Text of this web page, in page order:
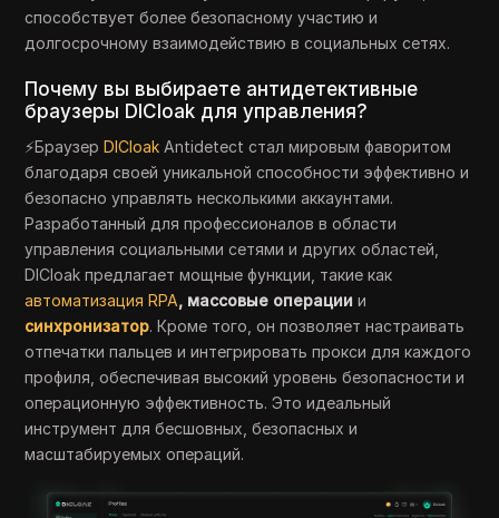
способствует более безопасному участию и
долгосрочному взаимодействию в социальных сетях.
Почему вы выбираете антидетективные
браузеры DICloak для управления?
⚡БраузерDICloak Antidetect стал мировым фаворитом
благодаря своей уникальной способности эффективно и
безопасно управлять несколькими аккаунтами.
Разработанный для профессионалов в области
управления социальными сетями и других областей,
DICloak предлагает мощные функции, такие как
автоматизация RPA, массовые операции и
синхронизатор. Кроме того, он позволяет настраивать
отпечатки пальцев и интегрировать прокси для каждого
профиля, обеспечивая высокий уровень безопасности и
операционную эффективность. Это идеальный
инструмент для бесшовных, безопасных и
масштабируемых операций.